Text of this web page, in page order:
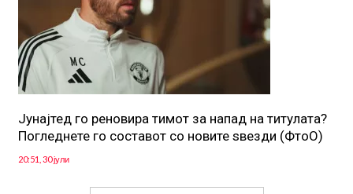
Јунајтед го реновира тимот за напад на титулата?
Погледнете го составот со новите ѕвезди (ФтоО)
20:51, 30 јули